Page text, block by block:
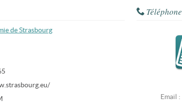
de Strasbourg
Téléphone
Email :